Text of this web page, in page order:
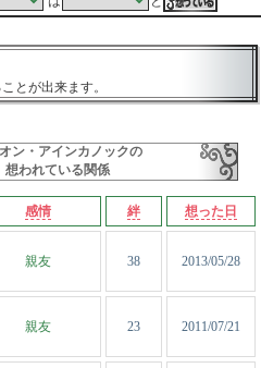
とが出来ます。
ン・アインカノックの
想われている関係
感情 絆 想った日
親友 38 2013/05/28
親友 23 2011/07/21